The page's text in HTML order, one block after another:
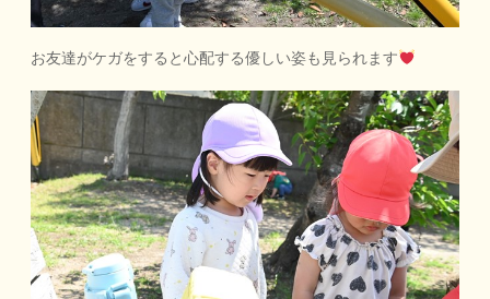
お友達がケガをすると心配する優しい姿も見られます